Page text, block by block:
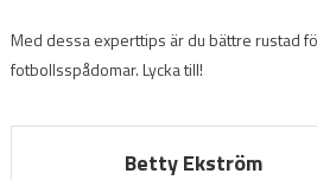
Med dessa experttips är du bättre rustad
fotbollsspådomar. Lycka till!
Betty Ekström